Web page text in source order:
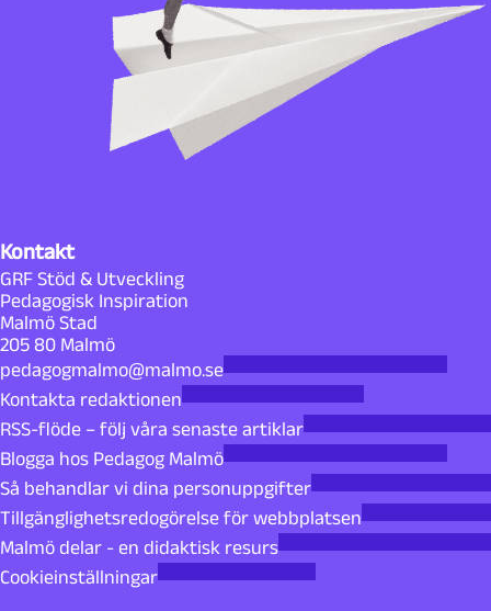
Kontakt
GRF Stöd & Utveckling
Pedagogisk Inspiration
Malmö Stad
205 80 Malmö
pedagogmalmo@malmo.se
Kontakta redaktionen
RSS-flöde – följ våra senaste artiklar
Blogga hos Pedagog Malmö
Så behandlar vi dina personuppgifter
Tillgänglighetsredogörelse för webbplatsen
Malmö delar - en didaktisk resurs
Cookieinställningar